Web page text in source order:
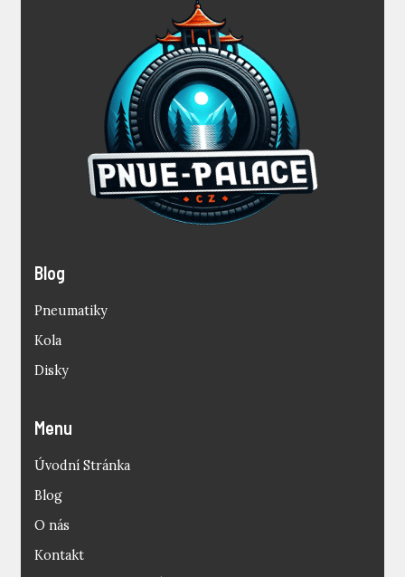
Blog
Pneumatiky
Kola
Disky
Menu
Úvodní Stránka
Blog
O nás
Kontakt